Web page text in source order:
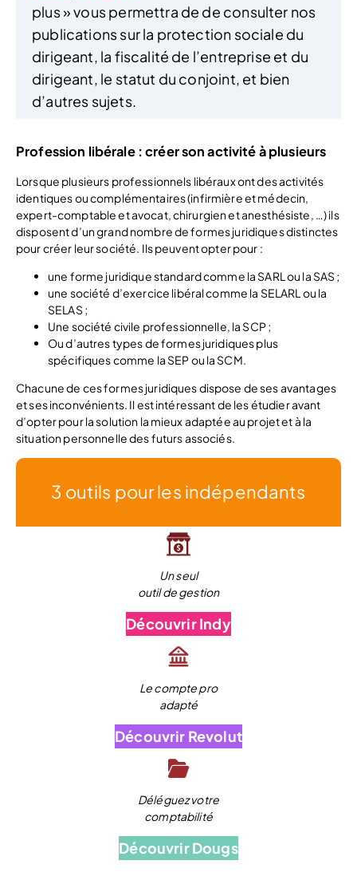
plus » vous permettra de de consulter nos
publications sur la protection sociale du
dirigeant, la fiscalité de l’entreprise et du
dirigeant, le statut du conjoint, et bien
d’autres sujets.
Profession libérale : créer son activité à plusieurs
Lorsque plusieurs professionnels libéraux ont des activités
identiques ou complémentaires (infirmière et médecin,
expert-comptable et avocat, chirurgien et anesthésiste, …) ils
disposent d’un grand nombre de formes juridiques distinctes
pour créer leur société. Ils peuvent opter pour :
une forme juridique standard comme la SARL ou la SAS ;
une société d’exercice libéral comme la SELARL ou la
SELAS ;
Une société civile professionnelle, la SCP ;
Ou d’autres types de formes juridiques plus
spécifiques comme la SEP ou la SCM.
Chacune de ces formes juridiques dispose de ses avantages
et ses inconvénients. Il est intéressant de les étudier avant
d’opter pour la solution la mieux adaptée au projet et à la
situation personnelle des futurs associés.
3 outils pour les indépendants
Un seul
outil de gestion
Découvrir Indy
Le compte pro
adapté
Découvrir Revolut
Déléguez votre
comptabilité
Découvrir Dougs